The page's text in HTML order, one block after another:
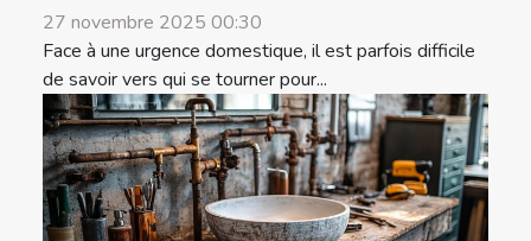
27 novembre 2025 00:30
Face à une urgence domestique, il est parfois difficile
de savoir vers qui se tourner pour...